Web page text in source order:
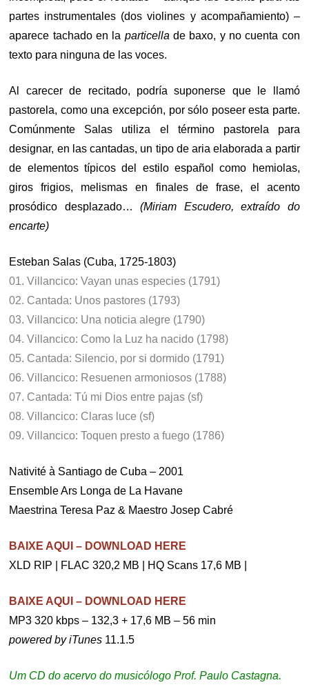
partes instrumentales (dos violines y acompañamiento) –
aparece tachado en la particella de baxo, y no cuenta con
texto para ninguna de las voces.
Al carecer de recitado, podría suponerse que le llamó
pastorela, como una excepción, por sólo poseer esta parte.
Comúnmente Salas utiliza el término pastorela para
designar, en las cantadas, un tipo de aria elaborada a partir
de elementos típicos del estilo español como hemiolas,
giros frigios, melismas en finales de frase, el acento
prosódico desplazado…(Miriam Escudero, extraído do
encarte)
Esteban Salas (Cuba, 1725-1803)
01. Villancico: Vayan unas especies (1791)
02. Cantada: Unos pastores (1793)
03. Villancico: Una noticia alegre (1790)
04. Villancico: Como la Luz ha nacido (1798)
05. Cantada: Silencio, por si dormido (1791)
06. Villancico: Resuenen armoniosos (1788)
07. Cantada: Tú mi Dios entre pajas (sf)
08. Villancico: Claras luce (sf)
09. Villancico: Toquen presto a fuego (1786)
Nativité à Santiago de Cuba – 2001
Ensemble Ars Longa de La Havane
Maestrina Teresa Paz & Maestro Josep Cabré
BAIXE AQUI – DOWNLOAD HERE
XLD RIP | FLAC 320,2 MB | HQ Scans 17,6 MB |
BAIXE AQUI – DOWNLOAD HERE
MP3 320 kbps – 132,3 + 17,6 MB – 56 min
powered by iTunes 11.1.5
Um CD do acervo do musicólogo Prof. Paulo Castagna.